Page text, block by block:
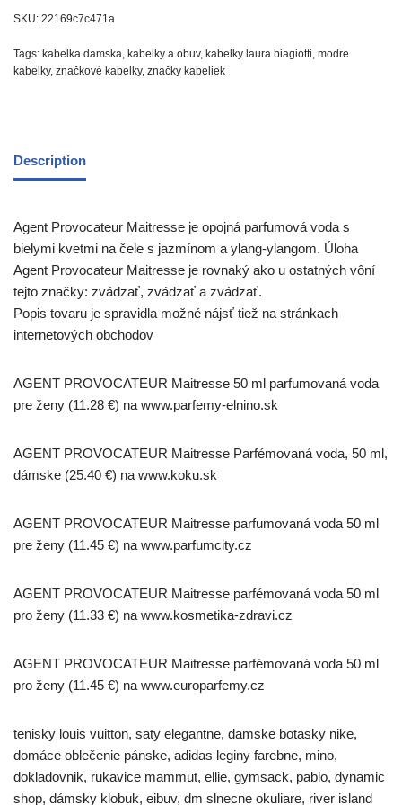
SKU: 22169c7c471a
Tags: kabelka damska, kabelky a obuv, kabelky laura biagiotti, modre
kabelky, značkové kabelky, značky kabeliek
Description
Agent Provocateur Maitresse je opojná parfumová voda s
bielymi kvetmi na čele s jazmínom a ylang-ylangom. Úloha
Agent Provocateur Maitresse je rovnaký ako u ostatných vôní
tejto značky: zvádzať, zvádzať a zvádzať.
Popis tovaru je spravidla možné nájsť tiež na stránkach
internetových obchodov
AGENT PROVOCATEUR Maitresse 50 ml parfumovaná voda
pre ženy (11.28 €) na www.parfemy-elnino.sk
AGENT PROVOCATEUR Maitresse Parfémovaná voda, 50 ml,
dámske (25.40 €) na www.koku.sk
AGENT PROVOCATEUR Maitresse parfumovaná voda 50 ml
pre ženy (11.45 €) na www.parfumcity.cz
AGENT PROVOCATEUR Maitresse parfémovaná voda 50 ml
pro ženy (11.33 €) na www.kosmetika-zdravi.cz
AGENT PROVOCATEUR Maitresse parfémovaná voda 50 ml
pro ženy (11.45 €) na www.europarfemy.cz
tenisky louis vuitton, saty elegantne, damske botasky nike,
domáce oblečenie pánske, adidas leginy farebne, mino,
dokladovnik, rukavice mammut, ellie, gymsack, pablo, dynamic
shop, dámsky klobuk, eibuv, dm slnecne okuliare, river island